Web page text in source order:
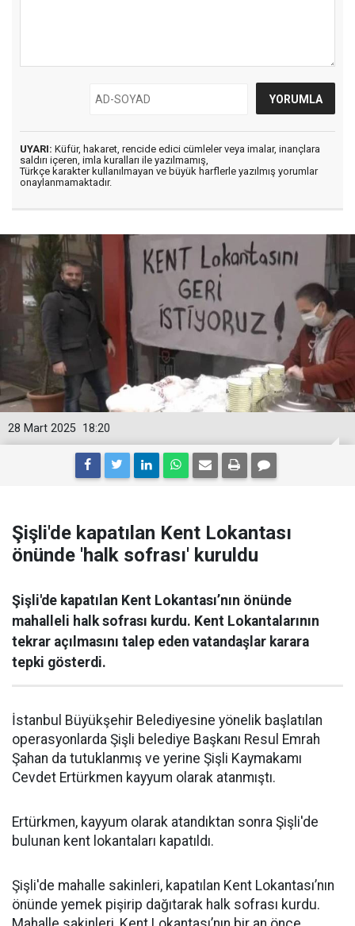
UYARI: Küfür, hakaret, rencide edici cümleler veya imalar, inançlara
saldırı içeren, imla kuralları ile yazılmamış,
Türkçe karakter kullanılmayan ve büyük harflerle yazılmış yorumlar
onaylanmamaktadır.
18:20
28 Mart 2025
Şişli'de kapatılan Kent Lokantası
önünde 'halk sofrası' kuruldu
Şişli'de kapatılan Kent Lokantası’nın önünde
mahalleli halk sofrası kurdu. Kent Lokantalarının
tekrar açılmasını talep eden vatandaşlar karara
tepki gösterdi.
İstanbul Büyükşehir Belediyesine yönelik başlatılan
operasyonlarda Şişli belediye Başkanı Resul Emrah
Şahan da tutuklanmış ve yerine Şişli Kaymakamı
Cevdet Ertürkmen kayyum olarak atanmıştı.
Ertürkmen, kayyum olarak atandıktan sonra Şişli'de
bulunan kent lokantaları kapatıldı.
Şişli'de mahalle sakinleri, kapatılan Kent Lokantası’nın
önünde yemek pişirip dağıtarak halk sofrası kurdu.